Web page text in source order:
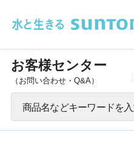
お客様センター
（お問い合わせ・Q&A）